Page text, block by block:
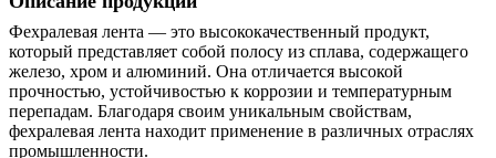
Фехралевая лента — это высококачественный продукт,
который представляет собой полосу из сплава, содержащего
железо, хром и алюминий. Она отличается высокой
прочностью, устойчивостью к коррозии и температурным
перепадам. Благодаря своим уникальным свойствам,
фехралевая лента находит применение в различных отраслях
промышленности.